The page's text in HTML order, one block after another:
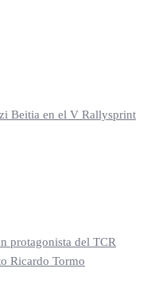
Beitia en el V Rallysprint
protagonista del TCR
Ricardo Tormo